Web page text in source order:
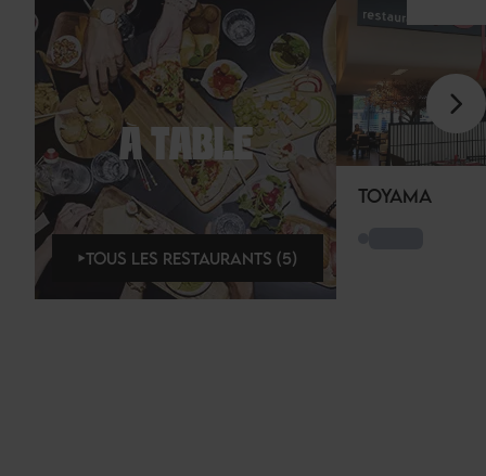
À TABLE
TOUS LES RESTAURANTS (5)
TOYAMA